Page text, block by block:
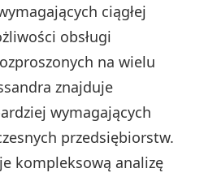
ciągłej
obsługi
na wielu
znajduje
wymagających
przedsiębiorstw.
kompleksową analizę